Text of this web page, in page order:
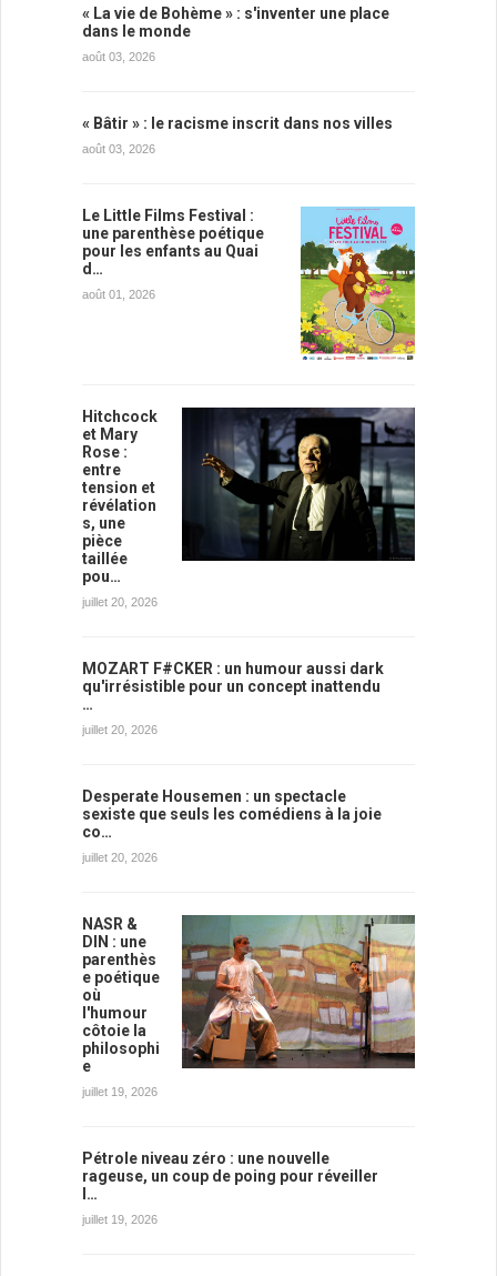
« La vie de Bohème » : s'inventer une place
dans le monde
août 03, 2026
« Bâtir » : le racisme inscrit dans nos villes
août 03, 2026
Le Little Films Festival :
une parenthèse poétique
pour les enfants au Quai
d…
août 01, 2026
Hitchcock
et Mary
Rose :
entre
tension et
révélation
s, une
pièce
taillée
pou…
juillet 20, 2026
MOZART F#CKER : un humour aussi dark
qu'irrésistible pour un concept inattendu
…
juillet 20, 2026
Desperate Housemen : un spectacle
sexiste que seuls les comédiens à la joie
co…
juillet 20, 2026
NASR &
DIN : une
parenthès
e poétique
où
l'humour
côtoie la
philosophi
e
juillet 19, 2026
Pétrole niveau zéro : une nouvelle
rageuse, un coup de poing pour réveiller
l…
juillet 19, 2026